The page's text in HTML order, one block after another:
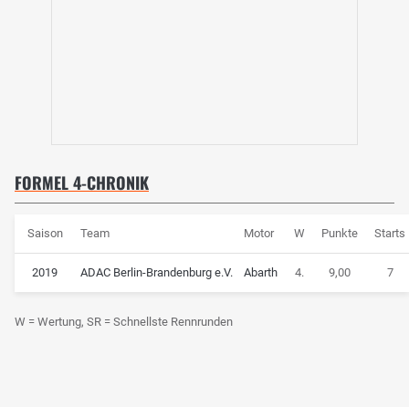
FORMEL 4-CHRONIK
Saison Team Motor W Punkte Starts
2019 ADAC Berlin-Brandenburg e.V. Abarth 4. 9,00 7
W = Wertung, SR = Schnellste Rennrunden